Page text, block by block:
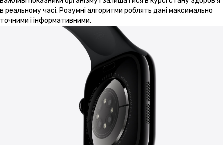
в реальному часі. Розумні алгоритми роблять дані максимально
точними і інформативними.